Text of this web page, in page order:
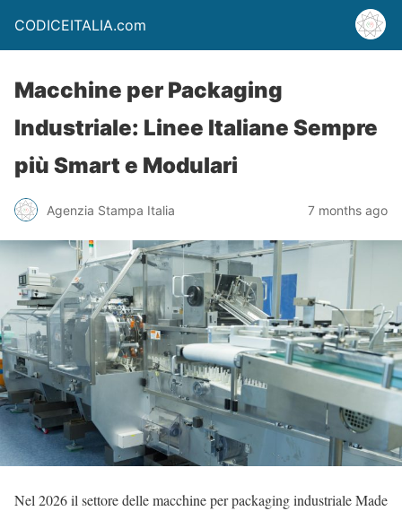
CODICEITALIA.com
Macchine per Packaging
Industriale: Linee Italiane Sempre
più Smart e Modulari
Agenzia Stampa Italia 7 months ago
Nel 2026 il settore delle macchine per packaging industriale Made